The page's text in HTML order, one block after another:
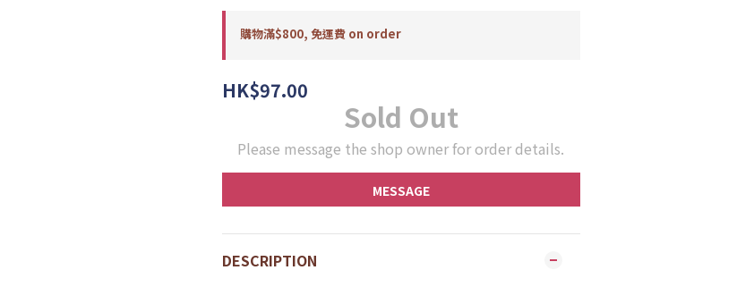
購物滿$800, 免運費 on order
HK$97.00
Sold Out
Please message the shop owner for order details.
MESSAGE
DESCRIPTION